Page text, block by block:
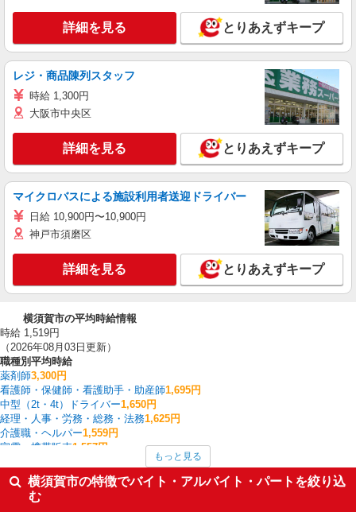
詳細を見る とりあえずキープ
レジ・商品陳列スタッフ
時給 1,300円
大阪市中央区
詳細を見る とりあえずキープ
マイクロバスによる施設利用者送迎ドライバー
日給 10,900円〜10,900円
神戸市須磨区
詳細を見る とりあえずキープ
横須賀市の平均時給情報
時給 1,519円
（2026年08月03日更新）
職種別平均時給
薬剤師3,300円
看護師・保健師・看護助手・助産師1,695円
中型（2t・4t）ドライバー1,650円
経理・人事・労務・総務・法務1,625円
介護職・ヘルパー1,559円
家電・携帯販売1,557円
サービス提供責任者・ソーシャルワーカー1,549円
フォークリフト1,543円
クレーン・玉掛
もっと見る
横須賀市の特徴でバイト・アルバイト・パートを絞り込
む